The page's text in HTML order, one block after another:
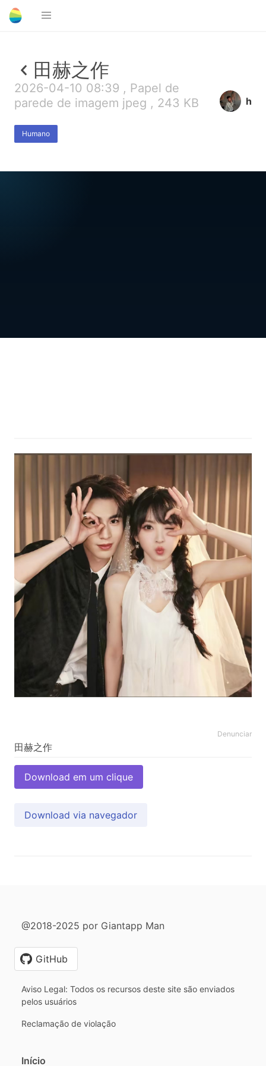
田赫之作
2026-04-10 08:39 , Papel de
parede de imagem jpeg , 243 KB
Humano
h
Denunciar
Download em um clique
Download via navegador
@2018-2025 por Giantapp Man
GitHub
Aviso Legal: Todos os recursos deste site são enviados
pelos usuários
Reclamação de violação
Início